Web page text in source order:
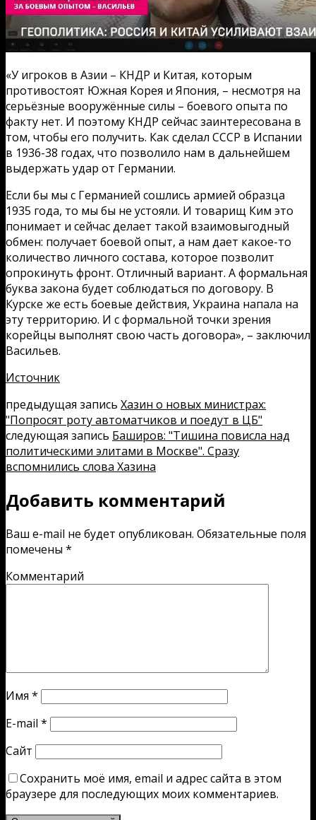
«У игроков в Азии – КНДР и Китая, которым
противостоят Южная Корея и Япония, – несмотря на
серьёзные вооружённые силы – боевого опыта по
факту нет. И поэтому КНДР сейчас заинтересована в
том, чтобы его получить. Как сделал СССР в Испании
в 1936-38 годах, что позволило нам в дальнейшем
выдержать удар от Германии.
Если бы мы с Германией сошлись армией образца
1935 года, то мы бы не устояли. И товарищ Ким это
понимает и сейчас делает такой взаимовыгодный
обмен: получает боевой опыт, а нам дает какое-то
количество личного состава, которое позволит
опрокинуть фронт. Отличный вариант. А формальная
буква закона будет соблюдаться по договору. В
Курске же есть боевые действия, Украина напала на
эту территорию. И с формальной точки зрения
корейцы выполнят свою часть договора», – заключил
Васильев.
Источник
предыдущая запись Хазин о новых министрах:
"Попросят роту автоматчиков и поедут в ЦБ"
следующая запись Баширов: "Тишина повисла над
политическими элитами в Москве". Сразу
вспомнились слова Хазина
Добавить комментарий
Ваш e-mail не будет опубликован. Обязательные поля
помечены *
Комментарий
Имя *
E-mail *
Сайт
Сохранить моё имя, email и адрес сайта в этом
браузере для последующих моих комментариев.